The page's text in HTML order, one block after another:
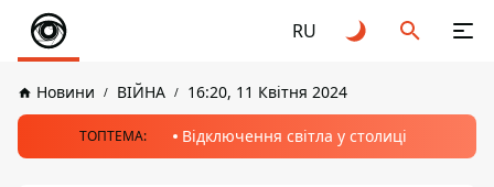
RU
Новини ВІЙНА 16:20, 11 Квітня 2024
ТОПТЕМА: Відключення світла у столиці